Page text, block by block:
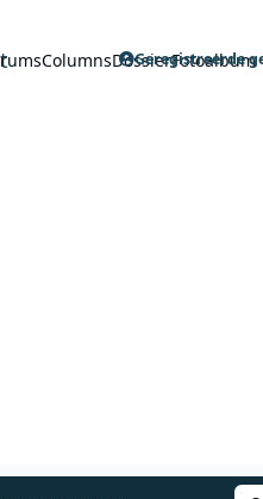
ColumnsDossierFotoalbum
Geregistreerde